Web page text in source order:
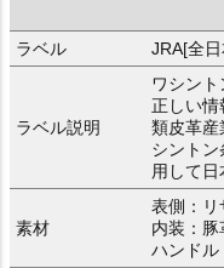
ラベル
JRA[全
ラベル説明
ワシン
正しい情
類皮革産
シント
用して日
素材
表側：リ
内装：豚
ハンドル